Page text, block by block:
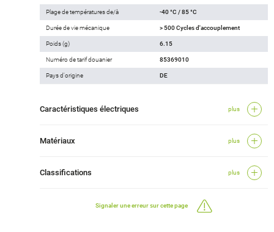
Plage de températures de/à -40 °C / 85 °C
Durée de vie mécanique > 500 Cycles d'accouplement
Poids (g) 6.15
Numéro de tarif douanier 85369010
Pays d'origine DE
Caractéristiques électriques plus
Matériaux plus
Classifications plus
Signaler une erreur sur cette page